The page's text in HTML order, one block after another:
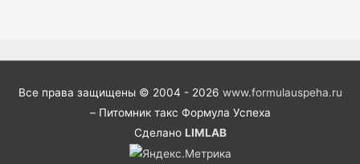
Все права защищены © 2004 - 2026 www.formulauspeha.ru
– Питомник такс Формула Успеха
Сделано LIMLAB